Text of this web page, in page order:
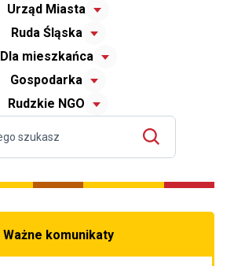
Urząd Miasta
Ruda Śląska
Dla mieszkańca
Gospodarka
Rudzkie NGO
Ważne komunikaty